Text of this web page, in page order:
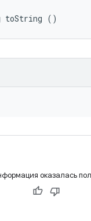
toString ()
оказалась